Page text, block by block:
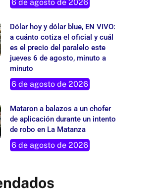
6 de agosto de 2026
Dólar hoy y dólar blue, EN VIVO:
a cuánto cotiza el oficial y cuál
es el precio del paralelo este
jueves 6 de agosto, minuto a
minuto
6 de agosto de 2026
Mataron a balazos a un chofer
de aplicación durante un intento
de robo en La Matanza
6 de agosto de 2026